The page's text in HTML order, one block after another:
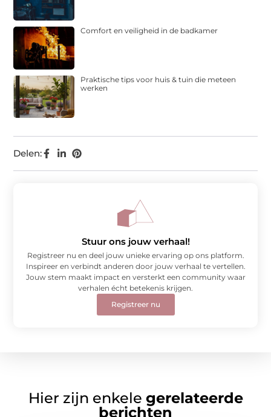
Delen:
Comfort en veiligheid in de badkamer
Praktische tips voor huis & tuin die meteen
werken
Stuur ons jouw verhaal!
Registreer nu en deel jouw unieke ervaring op ons platform.
Inspireer en verbindt anderen door jouw verhaal te vertellen.
Jouw stem maakt impact en versterkt een community waar
verhalen écht betekenis krijgen.
Registreer nu
Hier zijn enkele gerelateerde
berichten